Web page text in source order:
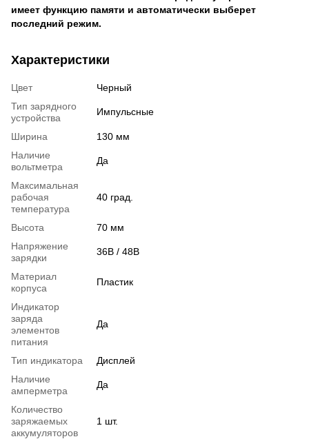
имеет функцию памяти и автоматически выберет
последний режим.
Характеристики
Цвет
Черный
Тип зарядного
устройства
Импульсные
Ширина
130 мм
Наличие
вольтметра
Да
Максимальная
рабочая
температура
40 град.
Высота
70 мм
Напряжение
зарядки
36В / 48В
Материал
корпуса
Пластик
Индикатор
заряда
элементов
питания
Да
Тип индикатора
Дисплей
Наличие
амперметра
Да
Количество
заряжаемых
аккумуляторов
1 шт.